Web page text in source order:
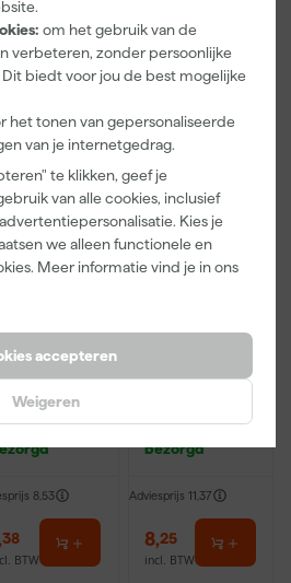
om het gebruik van de
verbeteren, zonder persoonlijke
biedt voor jou de best mogelijke
het tonen van gepersonaliseerde
van je internetgedrag.
te klikken, geef je
van alle cookies, inclusief
Kies je
we alleen functionele en
Meer informatie vind je in ons
accepteren
Weigeren
,22
BTW
12,99
incl. BTW
PRO
Micmex
- 18cm
8,53
38
BTW
Onze Top 10
Patentpuntkw
Morgen
bezorgd
Adviesprijs 11,37
8,25
incl. BTW